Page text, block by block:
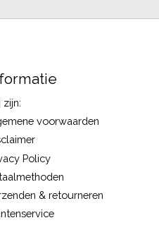
zijn:
voorwaarden
Policy
& retourneren